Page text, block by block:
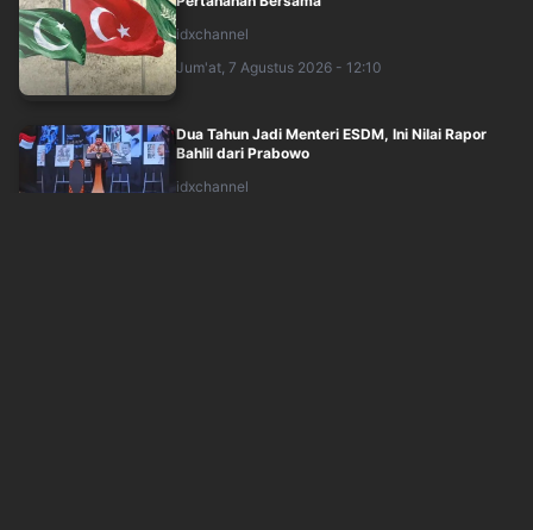
idxchannel
Jum'at, 7 Agustus 2026 - 12:10
Dua Tahun Jadi Menteri ESDM, Ini Nilai Rapor
Bahlil dari Prabowo
idxchannel